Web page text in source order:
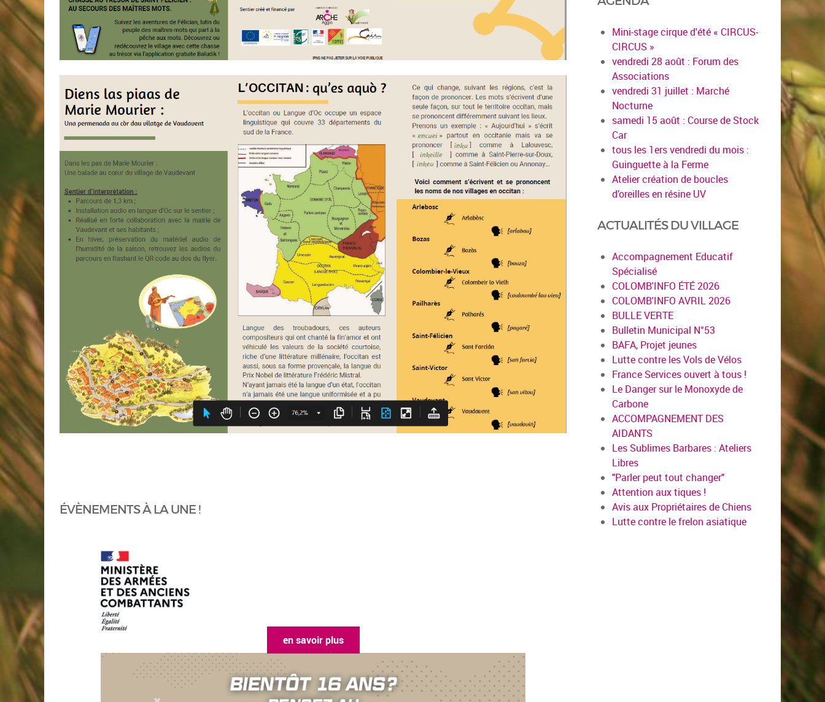
ÉVÈNEMENTS À LA UNE !
Mini-stage cirque d'été « CIRCUS-
CIRCUS »
vendredi 28 août : Forum des
Associations
vendredi 31 juillet : Marché
Nocturne
samedi 15 août : Course de Stock
Car
tous les 1ers vendredi du mois :
Guinguette à la Ferme
Atelier création de boucles
d’oreilles en résine UV
ACTUALITÉS DU VILLAGE
Accompagnement Educatif
Spécialisé
COLOMB'INFO ÉTÉ 2026
COLOMB'INFO AVRIL 2026
BULLE VERTE
Bulletin Municipal N°53
BAFA, Projet jeunes
Lutte contre les Vols de Vélos
France Services ouvert à tous !
Le Danger sur le Monoxyde de
Carbone
ACCOMPAGNEMENT DES
AIDANTS
Les Sublimes Barbares : Ateliers
Libres
"Parler peut tout changer"
Attention aux tiques !
Avis aux Propriétaires de Chiens
Lutte contre le frelon asiatique